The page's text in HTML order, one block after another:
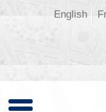
English